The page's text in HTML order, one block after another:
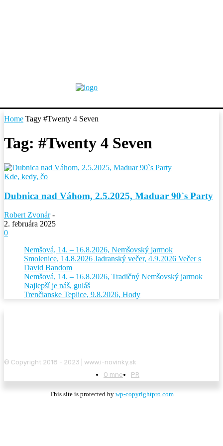
Home Tagy #Twenty 4 Seven
Tag: #Twenty 4 Seven
Kde, kedy, čo
Dubnica nad Váhom, 2.5.2025, Maduar 90`s Party
Robert Zvonár -
2. februára 2025
0
Nemšová, 14. – 16.8.2026, Nemšovský jarmok
Smolenice, 14.8.2026 Jadranský večer, 4.9.2026 Večer s
David Bandom
Nemšová, 14. – 16.8.2026, Tradičný Nemšovský jarmok
Najlepší je náš, guláš
Trenčianske Teplice, 9.8.2026, Hody
© Copyright 2018 - 2023 | www.i-novinky.sk
O mne
PR
This site is protected by wp-copyrightpro.com